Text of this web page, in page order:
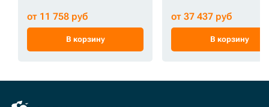
от 11 758 руб
В корзину
от 37 437 руб
В корзину